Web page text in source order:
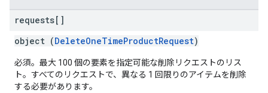
requests[]
object (DeleteOneTimeProductRequest)
必須。最大 100 個の要素を指定可能な削除リクエストのリス
ト。すべてのリクエストで、異なる 1 回限りのアイテムを削除
する必要があります。